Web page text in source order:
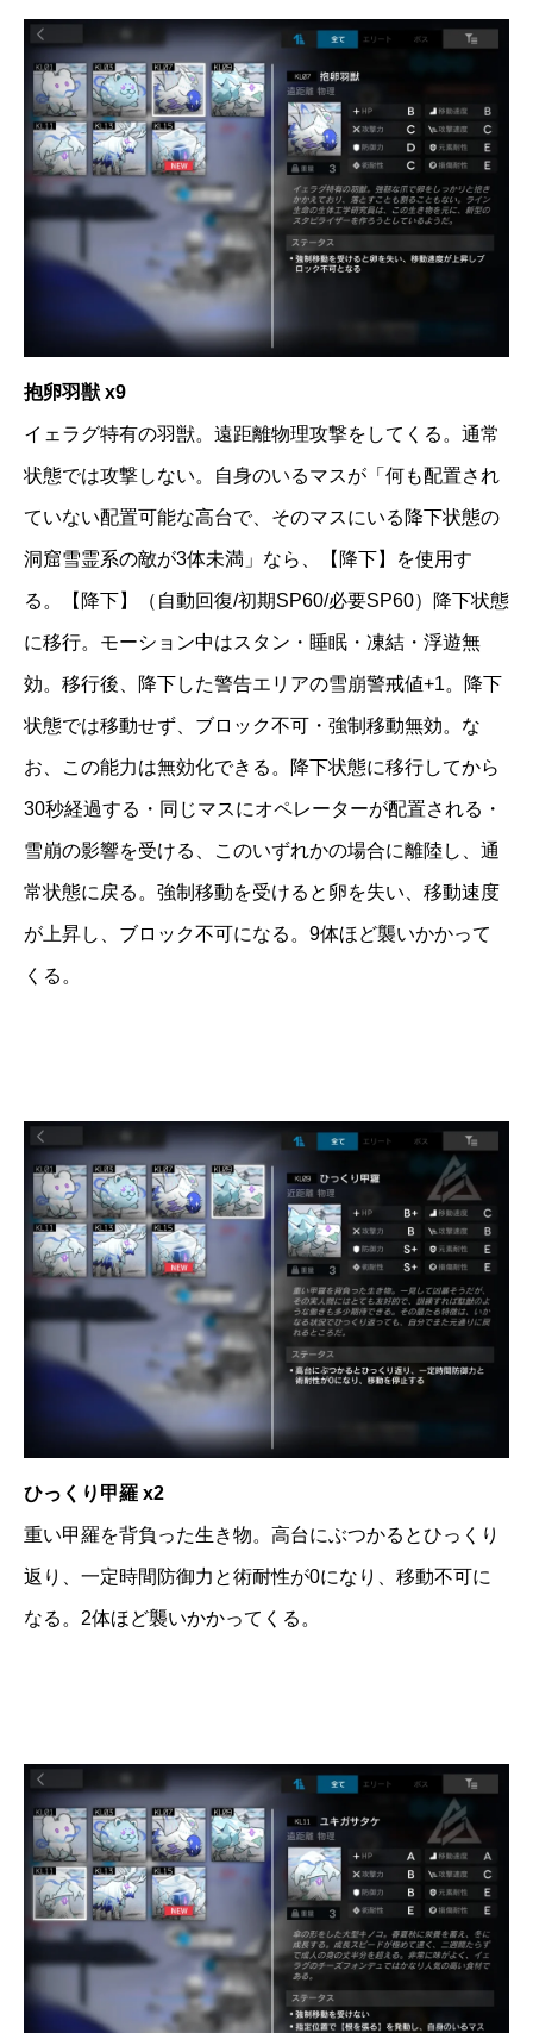
抱卵羽獣 x9
イェラグ特有の羽獣。遠距離物理攻撃をしてくる。通常
状態では攻撃しない。自身のいるマスが「何も配置され
ていない配置可能な高台で、そのマスにいる降下状態の
洞窟雪霊系の敵が3体未満」なら、【降下】を使用す
る。【降下】（自動回復/初期SP60/必要SP60）降下状態
に移行。モーション中はスタン・睡眠・凍結・浮遊無
効。移行後、降下した警告エリアの雪崩警戒値+1。降下
状態では移動せず、ブロック不可・強制移動無効。な
お、この能力は無効化できる。降下状態に移行してから
30秒経過する・同じマスにオペレーターが配置される・
雪崩の影響を受ける、このいずれかの場合に離陸し、通
常状態に戻る。強制移動を受けると卵を失い、移動速度
が上昇し、ブロック不可になる。9体ほど襲いかかって
くる。
ひっくり甲羅 x2
重い甲羅を背負った生き物。高台にぶつかるとひっくり
返り、一定時間防御力と術耐性が0になり、移動不可に
なる。2体ほど襲いかかってくる。